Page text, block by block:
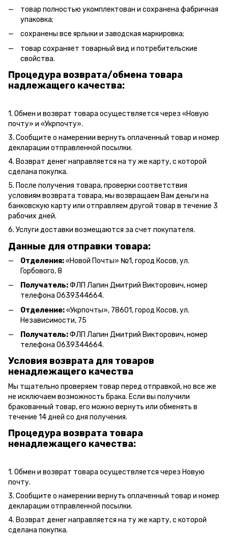
товар полностью укомплектован и сохранена фабричная
упаковка;
сохранены все ярлыки и заводская маркировка;
товар сохраняет товарный вид и потребительские
свойства.
Процедура возврата/обмена товара
надлежащего качества:
1. Обмен и возврат товара осуществляется через «Новую
почту» и «Укрпочту».
3. Сообщите о намерении вернуть оплаченный товар и номер
декларации отправленной посылки.
4. Возврат денег направляется на ту же карту, с которой
сделана покупка.
5. После получения товара, проверки соответствия
условиям возврата товара, мы возвращаем Вам деньги на
банковскую карту или отправляем другой товар в течение 3
рабочих дней.
6. Услуги доставки возмещаются за счет покупателя.
Данные для отправки товара:
Отделения:«Новой Почты» №1, город Косов,ул.
Горбового, 8
Получатель:ФЛП Лапин Дмитрий Викторович, номер
телефона 0639344664.
Отделение:«Укрпочты», 78601, город Косов, ул.
Независимости, 75
Получатель:ФЛП Лапин Дмитрий Викторович, номер
телефона 0639344664.
Условия возврата для товаров
ненадлежащего качества
Мы тщательно проверяем товар перед отправкой, но все же
не исключаем возможность брака. Если вы получили
бракованный товар, его можно вернуть или обменять в
течение 14 дней со дня получения.
Процедура возврата товара
ненадлежащего качества:
1. Обмен и возврат товара осуществляется через Новую
почту.
3. Сообщите о намерении вернуть оплаченный товар и номер
декларации отправленной посылки.
4. Возврат денег направляется на ту же карту, с которой
сделана покупка.